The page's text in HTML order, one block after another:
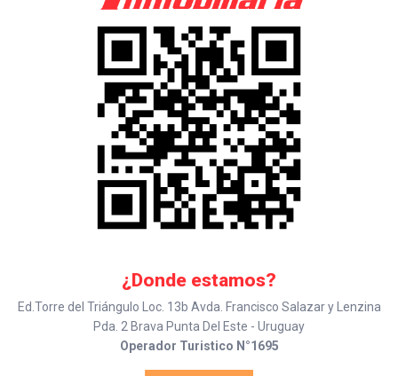
¿Donde estamos?
Ed.Torre del Triángulo Loc. 13b Avda. Francisco Salazar y Lenzina
Pda. 2 Brava Punta Del Este - Uruguay
Operador Turistico N°1695